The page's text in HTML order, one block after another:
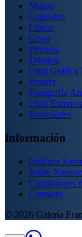
Mapas
Grabados
Libros
Goya
Piranesi
Dibujos
Obra Gráfica
Posters
Fotografía
Obra
Novedades
Información
Quiénes
Sobre
Condiciones
Contacto
© 2026 Galería